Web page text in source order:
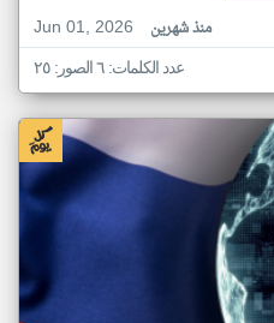
Jun 01, 2026
منذ شهرين
عدد الكلمات: ٦ الصور: ٢٥